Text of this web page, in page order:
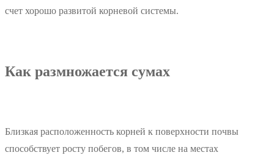
счет хорошо развитой корневой системы.
Как размножается сумах
Близкая расположенность корней к поверхности почвы
способствует росту побегов, в том числе на местах